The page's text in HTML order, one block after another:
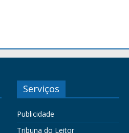
Serviços
Publicidade
Tribuna do Leitor